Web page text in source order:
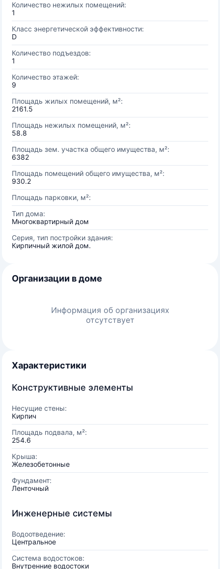
Количество нежилых помещений:
1
Класс энергетической эффективности:
D
Количество подъездов:
1
Количество этажей:
9
Площадь жилых помещений, м²:
2161.5
Площадь нежилых помещений, м²:
58.8
Площадь зем. участка общего имущества, м²:
6382
Площадь помещений общего имущества, м²:
930.2
Площадь парковки, м²:
Тип дома:
Многоквартирный дом
Серия, тип постройки здания:
Кирпичный жилой дом.
Организации в доме
Информация об организациях
отсутствует
Характеристики
Конструктивные элементы
Несущие стены:
Кирпич
Площадь подвала, м²:
254.6
Крыша:
Железобетонные
Фундамент:
Ленточный
Инженерные системы
Водоотведение:
Центральное
Система водостоков:
Внутренние водостоки